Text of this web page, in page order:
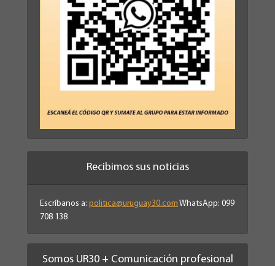
Recibimos sus noticias
Escríbanos a: politica@uruguay30.com WhatsApp: 099
708 138
Somos UR30 + Comunicación profesional